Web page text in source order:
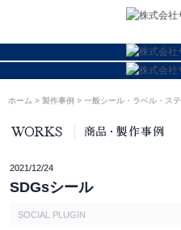
ホーム 製作事例 一般シール・ラベル・ス
2021/12/24
SDGsシール
SOCIAL PLUGIN